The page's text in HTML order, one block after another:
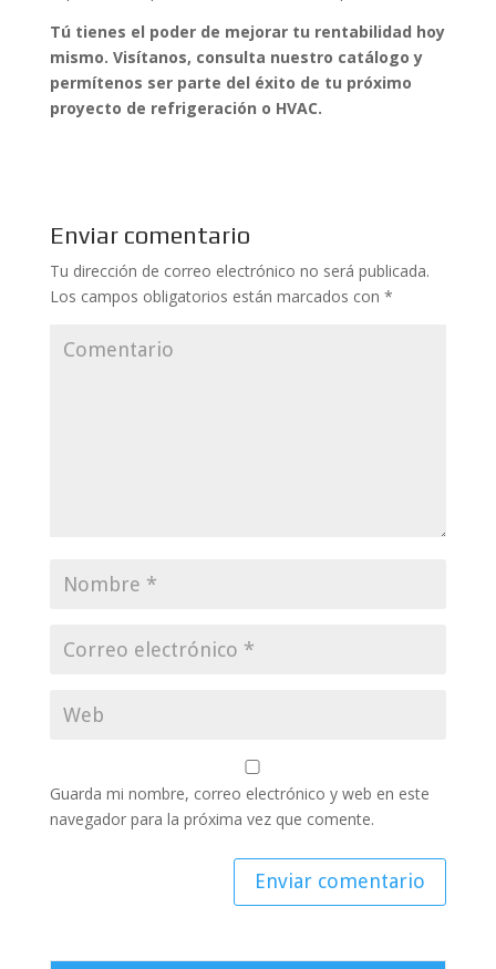
Tú tienes el poder de mejorar tu rentabilidad hoy
mismo. Visítanos, consulta nuestro catálogo y
permítenos ser parte del éxito de tu próximo
proyecto de refrigeración o HVAC.
Enviar comentario
Tu dirección de correo electrónico no será publicada.
Los campos obligatorios están marcados con *
Guarda mi nombre, correo electrónico y web en este
navegador para la próxima vez que comente.